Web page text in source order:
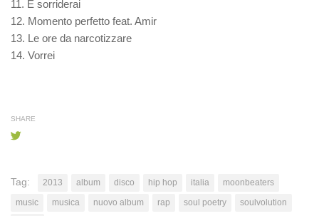
11. E sorriderai
12. Momento perfetto feat. Amir
13. Le ore da narcotizzare
14. Vorrei
SHARE
Tag: 2013 album disco hip hop italia
moonbeaters
music
musica nuovo album rap soul poetry
soulvolution